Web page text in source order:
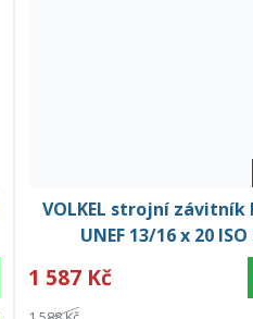
VOLKEL strojní závitník
UNEF 13/16 x 20 ISO
1 587 Kč